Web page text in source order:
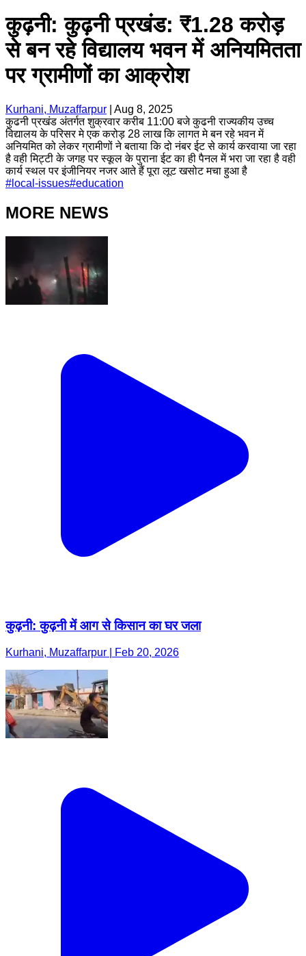
कुढ़नी: कुढ़नी प्रखंड: ₹1.28 करोड़
से बन रहे विद्यालय भवन में अनियमितता
पर ग्रामीणों का आक्रोश
Kurhani, Muzaffarpur
Aug 8, 2025
कुढनी प्रखंड अंतर्गत शुक्रवार करीब 11:00 बजे कुढनी राज्यकीय उच्च
विद्यालय के परिसर मे एक करोड़ 28 लाख कि लागत मे बन रहे भवन में
अनियमित को लेकर ग्रामीणों ने बताया कि दो नंबर ईट से कार्य करवाया जा रहा
है वही मिट्टी के जगह पर स्कूल के पुराना ईट का ही पैनल में भरा जा रहा है वही
कार्य स्थल पर इंजीनियर नजर आते हैं पूरा लूट खसोट मचा हुआ है
# local-issues#education
MORE NEWS
कुढ़नी: कुढ़नी में आग से किसान का घर जला
Kurhani, Muzaffarpur | Feb 20, 2026